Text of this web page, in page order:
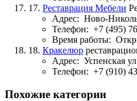
17. Реставрация Мебели
Адрес: Ново-
Телефон: +7 (495)
Время работы:
18. Кракелюр
Адрес: Успенская
Телефон: +7 (910)
Похожие категории